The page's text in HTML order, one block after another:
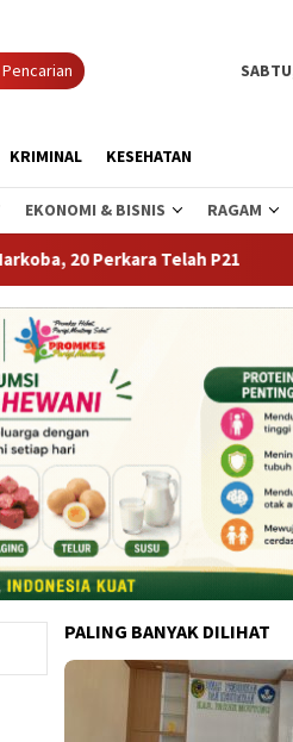
Pencarian
KRIMINAL KESEHATAN
EKONOMI & BISNIS RAGAM
P21 Tekan Angka
PALING BANYAK DILIHAT